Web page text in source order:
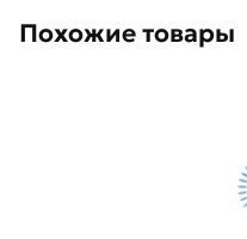
Похожие товары